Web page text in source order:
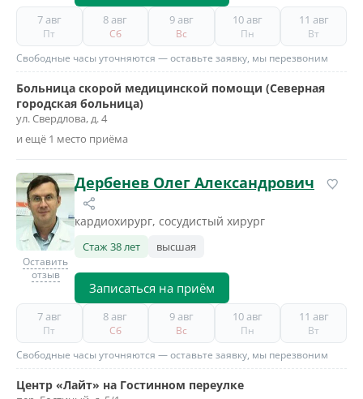
7 авг
Пт
8 авг
Сб
9 авг
Вс
10 авг
Пн
11 авг
Вт
Свободные часы уточняются — оставьте заявку, мы перезвоним
Больница скорой медицинской помощи (Северная
городская больница)
ул. Свердлова, д. 4
и ещё 1 место приёма
Оставить
отзыв
Дербенев Олег Александрович
кардиохирург, сосудистый хирург
Стаж 38 лет высшая
Записаться на приём
7 авг
Пт
8 авг
Сб
9 авг
Вс
10 авг
Пн
11 авг
Вт
Свободные часы уточняются — оставьте заявку, мы перезвоним
Центр «Лайт» на Гостинном переулке